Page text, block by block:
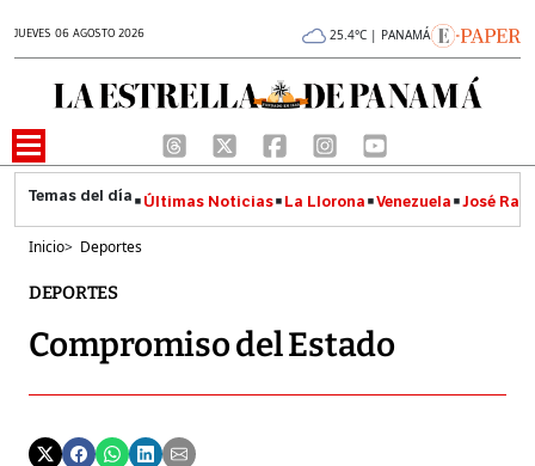
JUEVES 06 AGOSTO 2026 25.4°C | PANAMÁ
Últimas Noticias La Llorona Venezuela José
Inicio> Deportes
DEPORTES
Compromiso del Estado